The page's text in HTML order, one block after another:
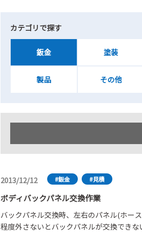
カテゴリで探す
鈑金 塗装
製品 その他
2013/12/12 #鈑金 #見積
ボディバックパネル交換作業
バックパネル交換時、左右のパネル(ホー
程度外さないとバックパネルが交換でき